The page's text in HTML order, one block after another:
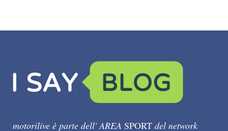
motorilive è parte dell' AREA SPORT del network